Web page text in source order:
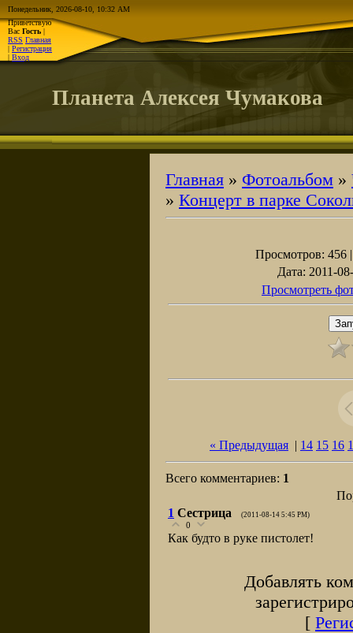
Понедельник, 2026-08-10, 10:32 AM
Приветствую
Вас Гость |
RSS Главная
| Регистрация
| Вход
Планета Алексея Чумакова
Главная » Фотоальбом »
» Концерт в парке
Просмотров: 456
Дата: 2011-
Просмотреть
« Предыдущая | 14 15 16
Всего комментариев: 1
1 Сестрица (2011-08-14 5:45 PM)
0
Как будто в руке пистолет!
Добавлять
[